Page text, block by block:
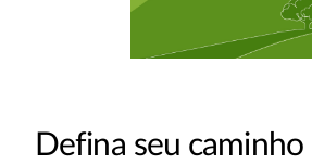
Defina seu caminho